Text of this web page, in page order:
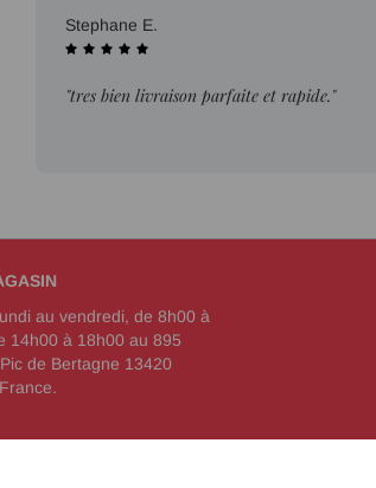
Stephane E.
"tres bien livraison parfaite et rapide."
au vendredi, de 8h00 à
14h00 à 18h00 au 895
de Bertagne 13420